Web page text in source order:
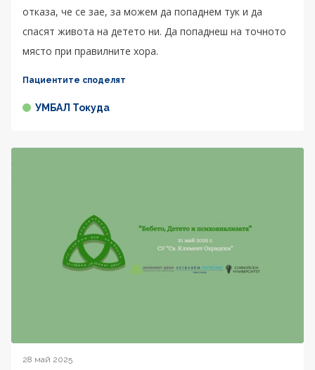
отказа, че се зае, за можем да попаднем тук и да
спасят живота на детето ни. Да попаднеш на точното
място при правилните хора.
Пациентите споделят
УМБАЛ Токуда
28 май 2025